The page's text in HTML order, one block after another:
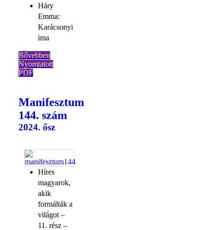
Háry
Emma:
Karácsonyi
ima
Bővebben
Nyomtatott
PDF
Manifesztum
144. szám
2024. ősz
Híres
magyarok,
akik
formálták a
világot –
11. rész –